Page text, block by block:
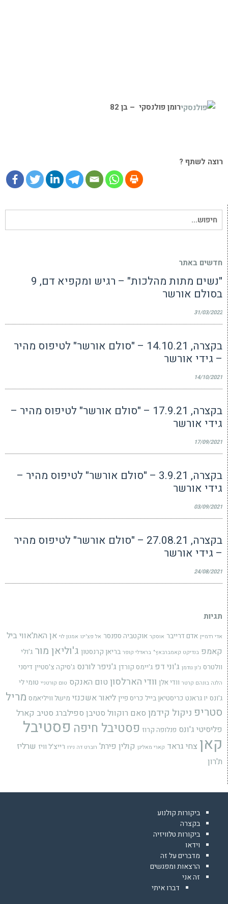
רומן פולנסקי – בן 82
רוצה לשתף ?
חיפוש
עבור:
חדשים באתר
"נשים מתות מהלכות" – רגיש ומקפיא דם, 9
בסולם אורשר
31/03/2022
בקצרה, 14.10.21 – "סולם אורשר" לטיפוס מהיר
– גידי אורשר
14/10/2021
בקצרה, 17.9.21 – "סולם אורשר" לטיפוס מהיר –
גידי אורשר
17/09/2021
בקצרה, 3.9.21 – "סולם אורשר" לטיפוס מהיר –
גידי אורשר
03/09/2021
בקצרה, 27.08.21 – "סולם אורשר" לטיפוס מהיר
– גידי אורשר
24/08/2021
תגיות
אדי רדמיין אדם דרייבר אוסקר אוקטביה ספנסר אל פצ'ינו אמנון לוי אן האת'אוויביל
קאמפ בנדיקט קאמברבאץ" בראדלי קופר בריאן קרנסטון ג'וליאן מור ג'ולי
וולטרס ג'ון גודמן ג'וני דפ ג'יימס קורדן ג'ניפר לורנס ג'סיקה צ'סטיין דיסני
הלנה בונהם קרטר וודי אלן וודי הארלסון טום האנקס טום קורטניי טומי לי
ג'ונס יו גראנט כריסטיאן בייל כריס פיין ליאור אשכנזי מישל וויליאמס מריל
סטריפ ניקול קידמן סאם רוקוול סטיבן ספילברג סטיב קארל
פליסיטי ג'ונס פנלופה קרוז פסטיבל חיפה פסטיבל
קאן צחי גראד קארי מאליגן קולין פירת' רוברט דה נירו רייצ'ל וויז שרליז
ת'רון
ביקורות קולנוע
בקצרה
ביקורות טלוויזיה
וידאו
מדברים על זה
הרצאות ומפגשים
זה אני
דברו איתי